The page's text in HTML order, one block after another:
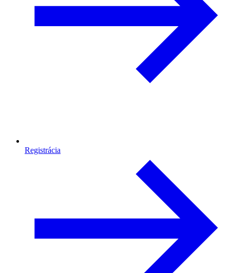
Registrácia